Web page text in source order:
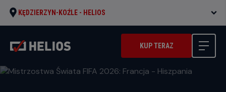
KĘDZIERZYN-KOŹLE - HELIOS
KUP TERAZ